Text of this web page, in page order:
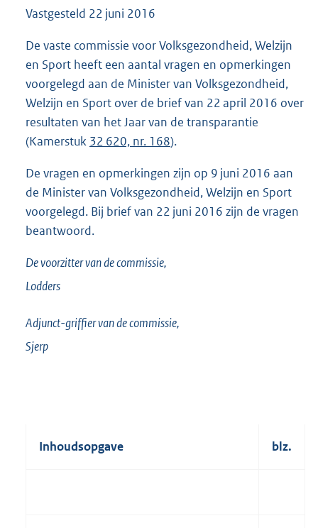
Vastgesteld 22 juni 2016
De vaste commissie voor Volksgezondheid, Welzijn
en Sport heeft een aantal vragen en opmerkingen
voorgelegd aan de Minister van Volksgezondheid,
Welzijn en Sport over de brief van 22 april 2016 over
resultaten van het Jaar van de transparantie
(Kamerstuk 32 620, nr. 168).
De vragen en opmerkingen zijn op 9 juni 2016 aan
de Minister van Volksgezondheid, Welzijn en Sport
voorgelegd. Bij brief van 22 juni 2016 zijn de vragen
beantwoord.
De voorzitter van de commissie,
Lodders
Adjunct-griffier van de commissie,
Sjerp
Inhoudsopgave blz.